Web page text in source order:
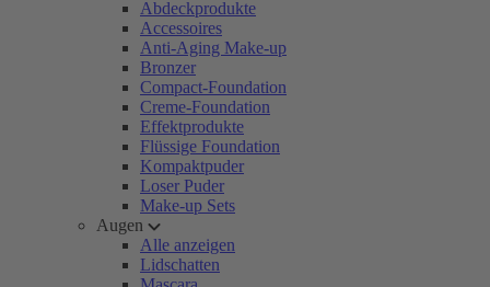
Abdeckprodukte
Accessoires
Anti-Aging Make-up
Bronzer
Compact-Foundation
Creme-Foundation
Effektprodukte
Flüssige Foundation
Kompaktpuder
Loser Puder
Make-up Sets
Augen
Alle anzeigen
Lidschatten